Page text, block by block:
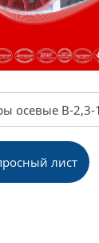
осевые В-2,3-
лист